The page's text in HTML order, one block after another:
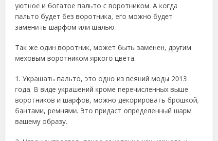
уютное и богатое пальто с воротником. А когда
пальто будет без воротника, его можно будет
заменить шарфом или шалью.
Так же один воротник, может быть заменен, другим
меховым воротником яркого цвета.
1. Украшать пальто, это одно из веяний моды 2013
года. В виде украшений кроме перечисленных выше
воротников и шарфов, можно декорировать брошкой,
бантами, ремнями. Это придаст определенный шарм
вашему образу.